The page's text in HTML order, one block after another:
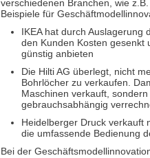
verschiedenen Branchen, wie z.B.
Beispiele für
IKEA hat durch Auslagerung
den Kunden Kosten gesenkt
günstig anbieten
Die Hilti AG überlegt, nicht
Bohrlöcher zu verkaufen.
Maschinen verkauft,
gebrauchsabhängig
Heidelberger Druck verkauft
die umfassende Bedienung
Bei der